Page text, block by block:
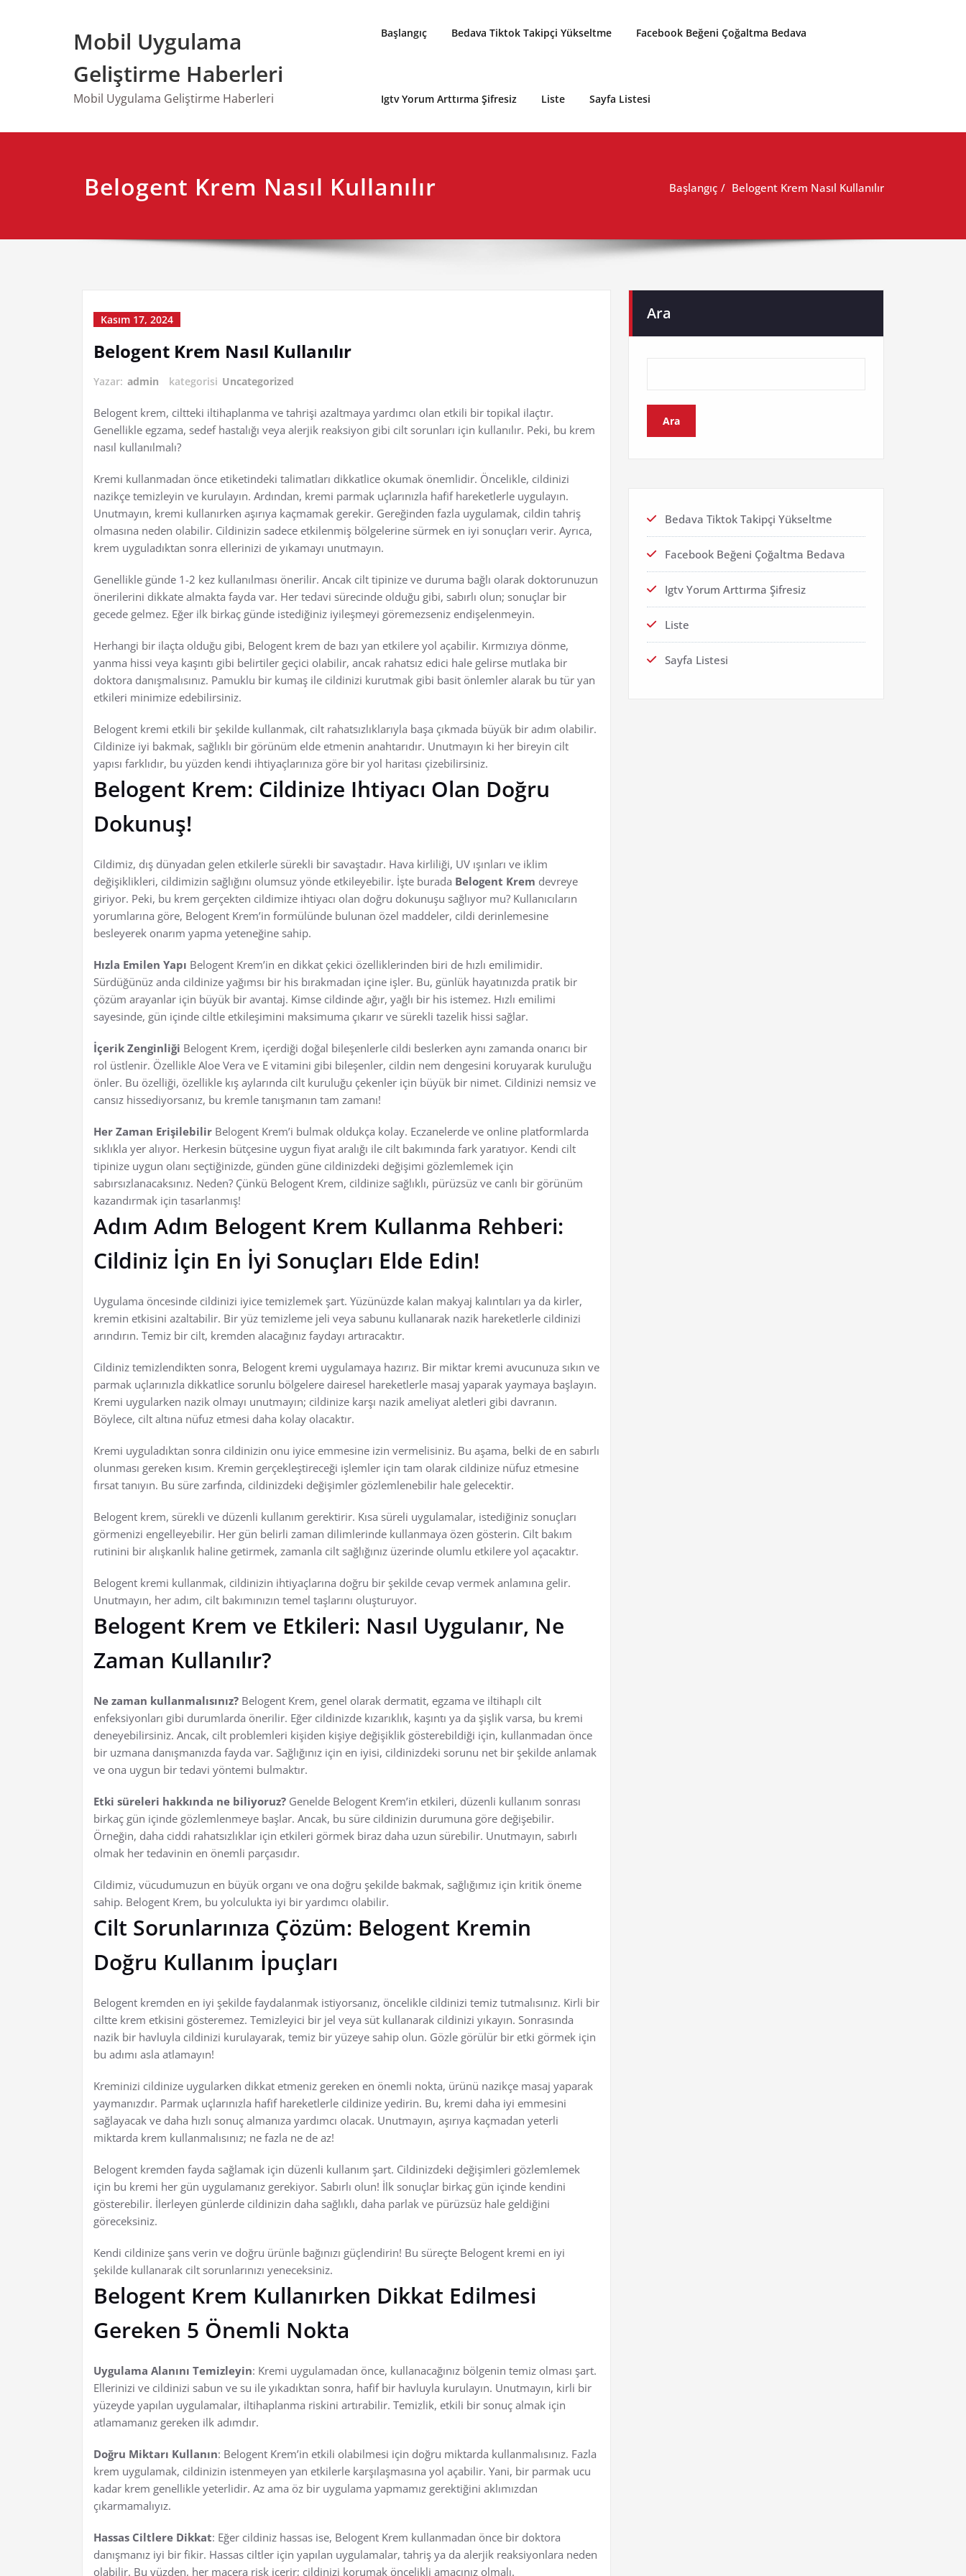
Mobil Uygulama
Geliştirme Haberleri
Mobil Uygulama Geliştirme Haberleri
Başlangıç Bedava Tiktok Takipçi Yükseltme Facebook Beğeni Çoğaltma Bedava
Igtv Yorum Arttırma Şifresiz Liste Sayfa Listesi
Belogent Krem Nasıl Kullanılır Başlangıç Belogent Krem Nasıl Kullanılır
Kasım 17, 2024
Belogent Krem Nasıl Kullanılır
Yazar: admin kategorisi Uncategorized
Belogent krem, ciltteki iltihaplanma ve tahrişi azaltmaya yardımcı olan etkili bir topikal ilaçtır.
Genellikle egzama, sedef hastalığı veya alerjik reaksiyon gibi cilt sorunları için kullanılır. Peki, bu krem
nasıl kullanılmalı?
Kremi kullanmadan önce etiketindeki talimatları dikkatlice okumak önemlidir. Öncelikle, cildinizi
nazikçe temizleyin ve kurulayın. Ardından, kremi parmak uçlarınızla hafif hareketlerle uygulayın.
Unutmayın, kremi kullanırken aşırıya kaçmamak gerekir. Gereğinden fazla uygulamak, cildin tahriş
olmasına neden olabilir. Cildinizin sadece etkilenmiş bölgelerine sürmek en iyi sonuçları verir. Ayrıca,
krem uyguladıktan sonra ellerinizi de yıkamayı unutmayın.
Genellikle günde 1-2 kez kullanılması önerilir. Ancak cilt tipinize ve duruma bağlı olarak doktorunuzun
önerilerini dikkate almakta fayda var. Her tedavi sürecinde olduğu gibi, sabırlı olun; sonuçlar bir
gecede gelmez. Eğer ilk birkaç günde istediğiniz iyileşmeyi göremezseniz endişelenmeyin.
Herhangi bir ilaçta olduğu gibi, Belogent krem de bazı yan etkilere yol açabilir. Kırmızıya dönme,
yanma hissi veya kaşıntı gibi belirtiler geçici olabilir, ancak rahatsız edici hale gelirse mutlaka bir
doktora danışmalısınız. Pamuklu bir kumaş ile cildinizi kurutmak gibi basit önlemler alarak bu tür yan
etkileri minimize edebilirsiniz.
Belogent kremi etkili bir şekilde kullanmak, cilt rahatsızlıklarıyla başa çıkmada büyük bir adım olabilir.
Cildinize iyi bakmak, sağlıklı bir görünüm elde etmenin anahtarıdır. Unutmayın ki her bireyin cilt
yapısı farklıdır, bu yüzden kendi ihtiyaçlarınıza göre bir yol haritası çizebilirsiniz.
Belogent Krem: Cildinize Ihtiyacı Olan Doğru
Dokunuş!
Cildimiz, dış dünyadan gelen etkilerle sürekli bir savaştadır. Hava kirliliği, UV ışınları ve iklim
değişiklikleri, cildimizin sağlığını olumsuz yönde etkileyebilir. İşte burada Belogent Krem devreye
giriyor. Peki, bu krem gerçekten cildimize ihtiyacı olan doğru dokunuşu sağlıyor mu? Kullanıcıların
yorumlarına göre, Belogent Krem’in formülünde bulunan özel maddeler, cildi derinlemesine
besleyerek onarım yapma yeteneğine sahip.
Hızla Emilen Yapı Belogent Krem’in en dikkat çekici özelliklerinden biri de hızlı emilimidir.
Sürdüğünüz anda cildinize yağımsı bir his bırakmadan içine işler. Bu, günlük hayatınızda pratik bir
çözüm arayanlar için büyük bir avantaj. Kimse cildinde ağır, yağlı bir his istemez. Hızlı emilimi
sayesinde, gün içinde ciltle etkileşimini maksimuma çıkarır ve sürekli tazelik hissi sağlar.
İçerik Zenginliği Belogent Krem, içerdiği doğal bileşenlerle cildi beslerken aynı zamanda onarıcı bir
rol üstlenir. Özellikle Aloe Vera ve E vitamini gibi bileşenler, cildin nem dengesini koruyarak kuruluğu
önler. Bu özelliği, özellikle kış aylarında cilt kuruluğu çekenler için büyük bir nimet. Cildinizi nemsiz ve
cansız hissediyorsanız, bu kremle tanışmanın tam zamanı!
Her Zaman Erişilebilir Belogent Krem’i bulmak oldukça kolay. Eczanelerde ve online platformlarda
sıklıkla yer alıyor. Herkesin bütçesine uygun fiyat aralığı ile cilt bakımında fark yaratıyor. Kendi cilt
tipinize uygun olanı seçtiğinizde, günden güne cildinizdeki değişimi gözlemlemek için
sabırsızlanacaksınız. Neden? Çünkü Belogent Krem, cildinize sağlıklı, pürüzsüz ve canlı bir görünüm
kazandırmak için tasarlanmış!
Adım Adım Belogent Krem Kullanma Rehberi:
Cildiniz İçin En İyi Sonuçları Elde Edin!
Uygulama öncesinde cildinizi iyice temizlemek şart. Yüzünüzde kalan makyaj kalıntıları ya da kirler,
kremin etkisini azaltabilir. Bir yüz temizleme jeli veya sabunu kullanarak nazik hareketlerle cildinizi
arındırın. Temiz bir cilt, kremden alacağınız faydayı artıracaktır.
Cildiniz temizlendikten sonra, Belogent kremi uygulamaya hazırız. Bir miktar kremi avucunuza sıkın ve
parmak uçlarınızla dikkatlice sorunlu bölgelere dairesel hareketlerle masaj yaparak yaymaya başlayın.
Kremi uygularken nazik olmayı unutmayın; cildinize karşı nazik ameliyat aletleri gibi davranın.
Böylece, cilt altına nüfuz etmesi daha kolay olacaktır.
Kremi uyguladıktan sonra cildinizin onu iyice emmesine izin vermelisiniz. Bu aşama, belki de en sabırlı
olunması gereken kısım. Kremin gerçekleştireceği işlemler için tam olarak cildinize nüfuz etmesine
fırsat tanıyın. Bu süre zarfında, cildinizdeki değişimler gözlemlenebilir hale gelecektir.
Belogent krem, sürekli ve düzenli kullanım gerektirir. Kısa süreli uygulamalar, istediğiniz sonuçları
görmenizi engelleyebilir. Her gün belirli zaman dilimlerinde kullanmaya özen gösterin. Cilt bakım
rutinini bir alışkanlık haline getirmek, zamanla cilt sağlığınız üzerinde olumlu etkilere yol açacaktır.
Belogent kremi kullanmak, cildinizin ihtiyaçlarına doğru bir şekilde cevap vermek anlamına gelir.
Unutmayın, her adım, cilt bakımınızın temel taşlarını oluşturuyor.
Belogent Krem ve Etkileri: Nasıl Uygulanır, Ne
Zaman Kullanılır?
Ne zaman kullanmalısınız? Belogent Krem, genel olarak dermatit, egzama ve iltihaplı cilt
enfeksiyonları gibi durumlarda önerilir. Eğer cildinizde kızarıklık, kaşıntı ya da şişlik varsa, bu kremi
deneyebilirsiniz. Ancak, cilt problemleri kişiden kişiye değişiklik gösterebildiği için, kullanmadan önce
bir uzmana danışmanızda fayda var. Sağlığınız için en iyisi, cildinizdeki sorunu net bir şekilde anlamak
ve ona uygun bir tedavi yöntemi bulmaktır.
Etki süreleri hakkında ne biliyoruz? Genelde Belogent Krem’in etkileri, düzenli kullanım sonrası
birkaç gün içinde gözlemlenmeye başlar. Ancak, bu süre cildinizin durumuna göre değişebilir.
Örneğin, daha ciddi rahatsızlıklar için etkileri görmek biraz daha uzun sürebilir. Unutmayın, sabırlı
olmak her tedavinin en önemli parçasıdır.
Cildimiz, vücudumuzun en büyük organı ve ona doğru şekilde bakmak, sağlığımız için kritik öneme
sahip. Belogent Krem, bu yolculukta iyi bir yardımcı olabilir.
Cilt Sorunlarınıza Çözüm: Belogent Kremin
Doğru Kullanım İpuçları
Belogent kremden en iyi şekilde faydalanmak istiyorsanız, öncelikle cildinizi temiz tutmalısınız. Kirli bir
ciltte krem etkisini gösteremez. Temizleyici bir jel veya süt kullanarak cildinizi yıkayın. Sonrasında
nazik bir havluyla cildinizi kurulayarak, temiz bir yüzeye sahip olun. Gözle görülür bir etki görmek için
bu adımı asla atlamayın!
Kreminizi cildinize uygularken dikkat etmeniz gereken en önemli nokta, ürünü nazikçe masaj yaparak
yaymanızdır. Parmak uçlarınızla hafif hareketlerle cildinize yedirin. Bu, kremi daha iyi emmesini
sağlayacak ve daha hızlı sonuç almanıza yardımcı olacak. Unutmayın, aşırıya kaçmadan yeterli
miktarda krem kullanmalısınız; ne fazla ne de az!
Belogent kremden fayda sağlamak için düzenli kullanım şart. Cildinizdeki değişimleri gözlemlemek
için bu kremi her gün uygulamanız gerekiyor. Sabırlı olun! İlk sonuçlar birkaç gün içinde kendini
gösterebilir. İlerleyen günlerde cildinizin daha sağlıklı, daha parlak ve pürüzsüz hale geldiğini
göreceksiniz.
Kendi cildinize şans verin ve doğru ürünle bağınızı güçlendirin! Bu süreçte Belogent kremi en iyi
şekilde kullanarak cilt sorunlarınızı yeneceksiniz.
Belogent Krem Kullanırken Dikkat Edilmesi
Gereken 5 Önemli Nokta
Uygulama Alanını Temizleyin: Kremi uygulamadan önce, kullanacağınız bölgenin temiz olması şart.
Ellerinizi ve cildinizi sabun ve su ile yıkadıktan sonra, hafif bir havluyla kurulayın. Unutmayın, kirli bir
yüzeyde yapılan uygulamalar, iltihaplanma riskini artırabilir. Temizlik, etkili bir sonuç almak için
atlamamanız gereken ilk adımdır.
Doğru Miktarı Kullanın: Belogent Krem’in etkili olabilmesi için doğru miktarda kullanmalısınız. Fazla
krem uygulamak, cildinizin istenmeyen yan etkilerle karşılaşmasına yol açabilir. Yani, bir parmak ucu
kadar krem genellikle yeterlidir. Az ama öz bir uygulama yapmamız gerektiğini aklımızdan
çıkarmamalıyız.
Hassas Ciltlere Dikkat: Eğer cildiniz hassas ise, Belogent Krem kullanmadan önce bir doktora
danışmanız iyi bir fikir. Hassas ciltler için yapılan uygulamalar, tahriş ya da alerjik reaksiyonlara neden
olabilir. Bu yüzden, her macera risk içerir; cildinizi korumak öncelikli amacınız olmalı.
Ara
Ara
Bedava Tiktok Takipçi Yükseltme
Facebook Beğeni Çoğaltma Bedava
Igtv Yorum Arttırma Şifresiz
Liste
Sayfa Listesi